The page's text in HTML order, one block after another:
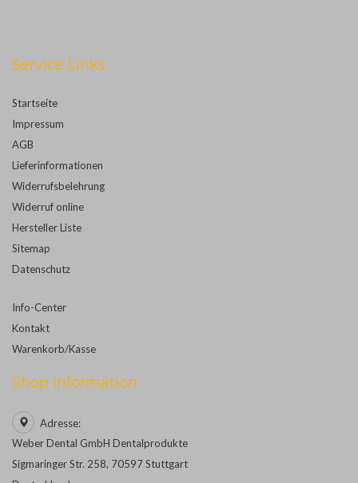
Service Links
Startseite
Impressum
AGB
Lieferinformationen
Widerrufsbelehrung
Widerruf online
Hersteller Liste
Sitemap
Datenschutz
Info-Center
Kontakt
Warenkorb/Kasse
Shop Information
Adresse:
Weber Dental GmbH Dentalprodukte
Sigmaringer Str. 258, 70597 Stuttgart